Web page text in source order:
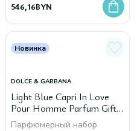
546,16BYN
Новинка
DOLCE & GABBANA
Light Blue Capri In Love
Pour Homme Parfum Gift
Set
Парфюмерный набор